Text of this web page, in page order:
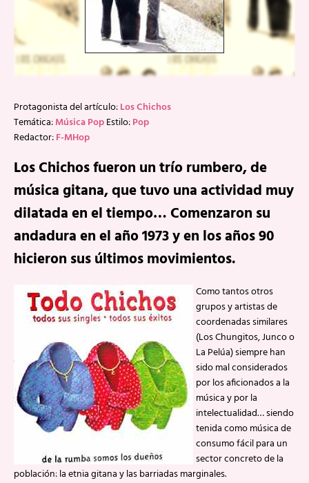
Protagonista del artículo:Los Chichos
Temática:Música PopEstilo:Pop
Redactor:F-MHop
Los Chichos fueron un trío rumbero, de
música gitana, que tuvo una actividad muy
dilatada en el tiempo… Comenzaron su
andadura en el año 1973 y en los años 90
hicieron sus últimos movimientos.
Como tantos otros
grupos y artistas de
coordenadas similares
(Los Chungitos, Junco o
La Pelúa) siempre han
sido mal considerados
por los aficionados a la
música y por la
intelectualidad… siendo
tenida como música de
consumo fácil para un
sector concreto de la
población: la etnia gitana y las barriadas marginales.